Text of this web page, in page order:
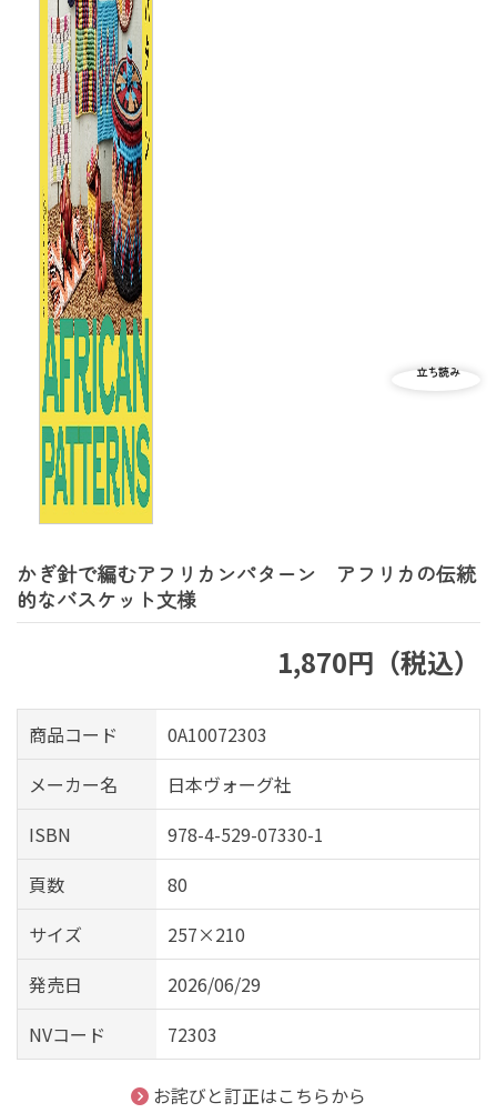
かぎ針で編むアフリカンパターン アフリカの伝統
的なバスケット文様
1,870円（税込）
商品コード
0A10072303
メーカー名
日本ヴォーグ社
ISBN
978-4-529-07330-1
頁数
80
サイズ
257×210
発売日
2026/06/29
NVコード
72303
お詫びと訂正はこちらから